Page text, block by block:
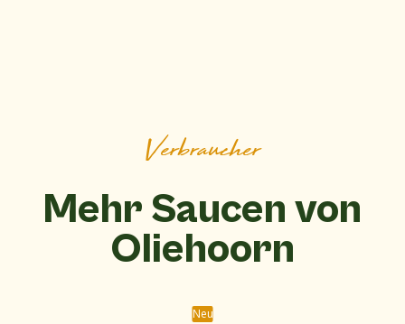
Verbraucher
Mehr Saucen von
Oliehoorn
Neu